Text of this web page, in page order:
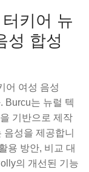
키어 뉴
성 합성
어 여성 음성
Burcu는 뉴럴 텍
기반으로 제작
성을 제공합니
용 방안, 비교 대
의 개선된 기능